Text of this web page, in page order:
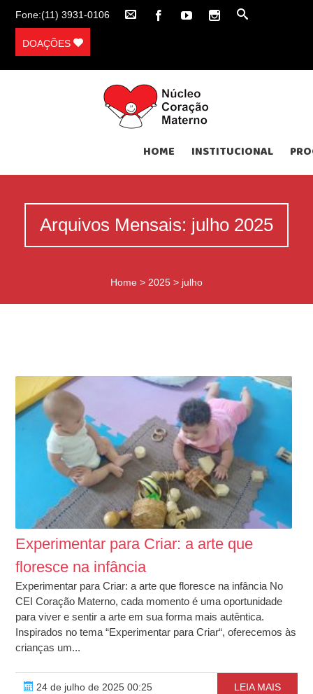
Fone:(11) 3931-0106
DOAÇÕES
HOME INSTITUCIONAL
Arquivos Mensais: julho 2025
Home> 2025> julho
Experimentar para Criar: a arte que
floresce na infância
Experimentar para Criar: a arte que floresce na infância No
CEI Coração Materno, cada momento é uma oportunidade
para viver e sentir a arte em sua forma mais autêntica.
Inspirados no tema “Experimentar para Criar“, oferecemos às
crianças um...
24 de julho de 2025 00:25 LEIA MAIS